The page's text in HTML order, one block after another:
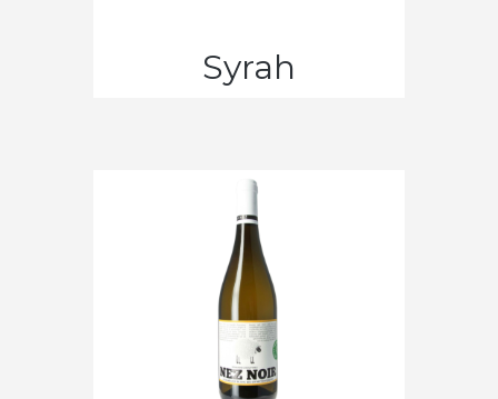
Syrah
CHF30.55
Ajouter au panier